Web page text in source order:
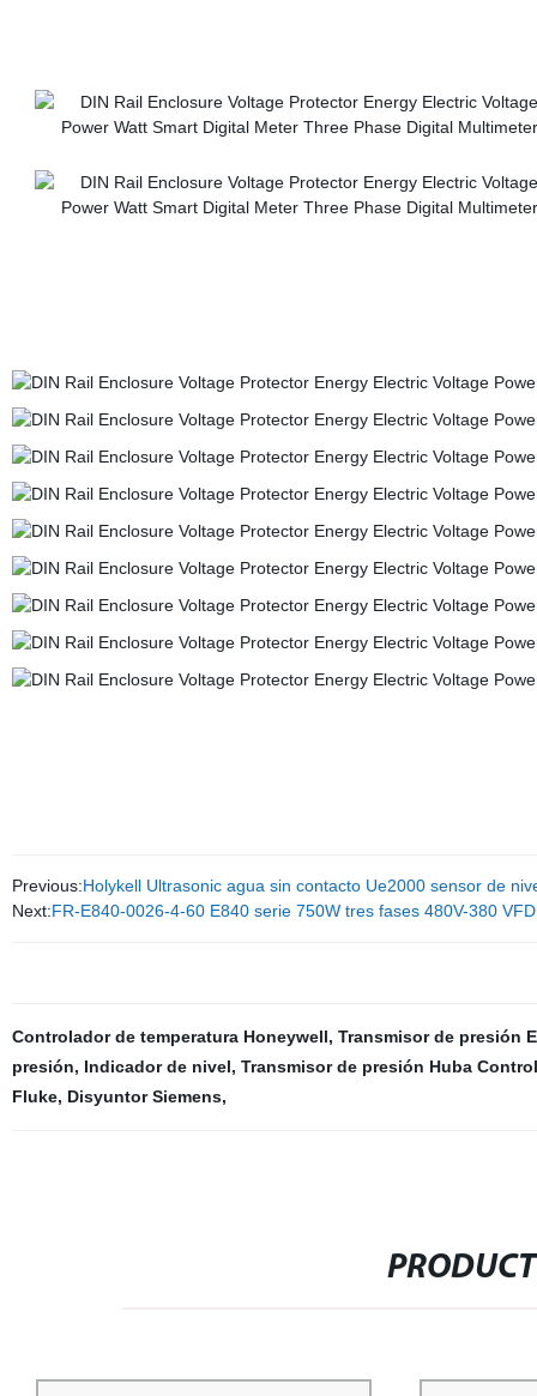
Previous:Holykell Ultrasonic agua sin contacto Ue2000 sensor de
Next:FR-E840-0026-4-60 E840 serie 750W tres fases 480V-380
Controlador de temperatura Honeywell, Transmisor de presión
presión, Indicador de nivel, Transmisor de presión Huba Control
Fluke, Disyuntor Siemens,